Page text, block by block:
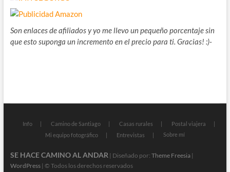
Son enlaces de afiliados y yo me llevo un pequeño porcentaje sin
que esto suponga un incremento en el precio para ti. Gracias! :)-
Info Camino de Santiago Casas rurales
Postal viajera
Mi equipo fotográfico
Entrevistas Sobre mí
SE HACE CAMINO AL ANDAR | Diseñado por: Theme Freesia|
WordPress| © Todos los derechos reservados